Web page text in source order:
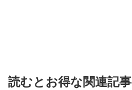
読むとお得な関連記事